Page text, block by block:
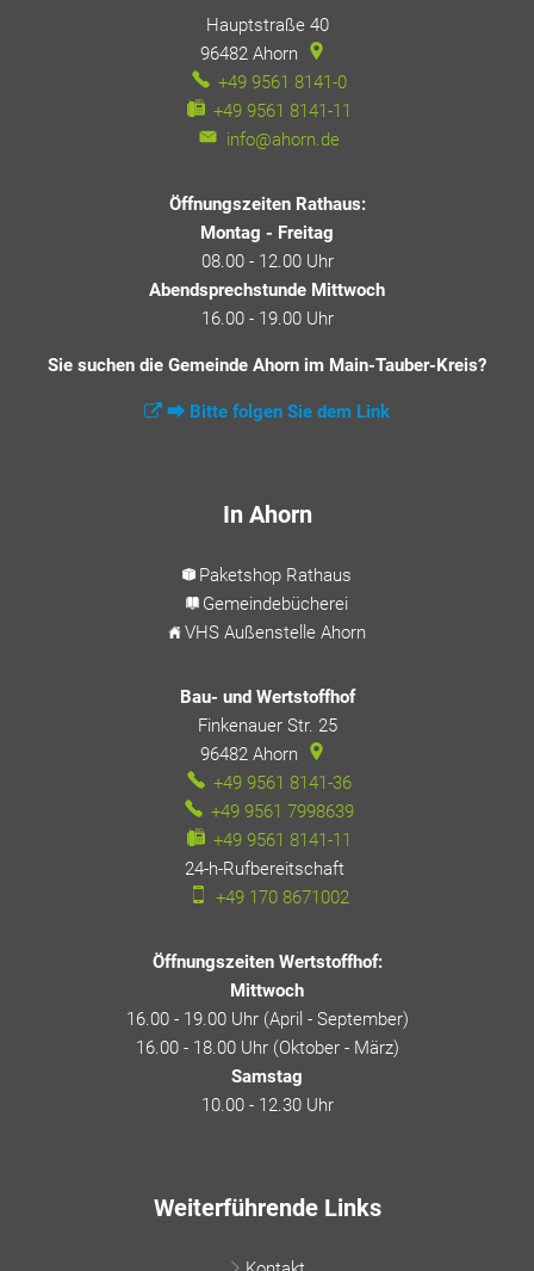
Hauptstraße 40
96482 Ahorn
+49 9561 8141-0
+49 9561 8141-11
info@ahorn.de
Öffnungszeiten Rathaus:
Montag - Freitag
08.00 - 12.00 Uhr
Abendsprechstunde Mittwoch
16.00 - 19.00 Uhr
Sie suchen die Gemeinde Ahorn im Main-Tauber-Kreis?
⮕ Bitte folgen Sie dem Link
In Ahorn
Paketshop Rathaus
Gemeindebücherei
VHS Außenstelle Ahorn
Bau- und Wertstoffhof
Finkenauer Str. 25
96482 Ahorn
+49 9561 8141-36
+49 9561 7998639
+49 9561 8141-11
24-h-Rufbereitschaft
+49 170 8671002
Öffnungszeiten Wertstoffhof:
Mittwoch
16.00 - 19.00 Uhr (April - September)
16.00 - 18.00 Uhr (Oktober - März)
Samstag
10.00 - 12.30 Uhr
Weiterführende Links